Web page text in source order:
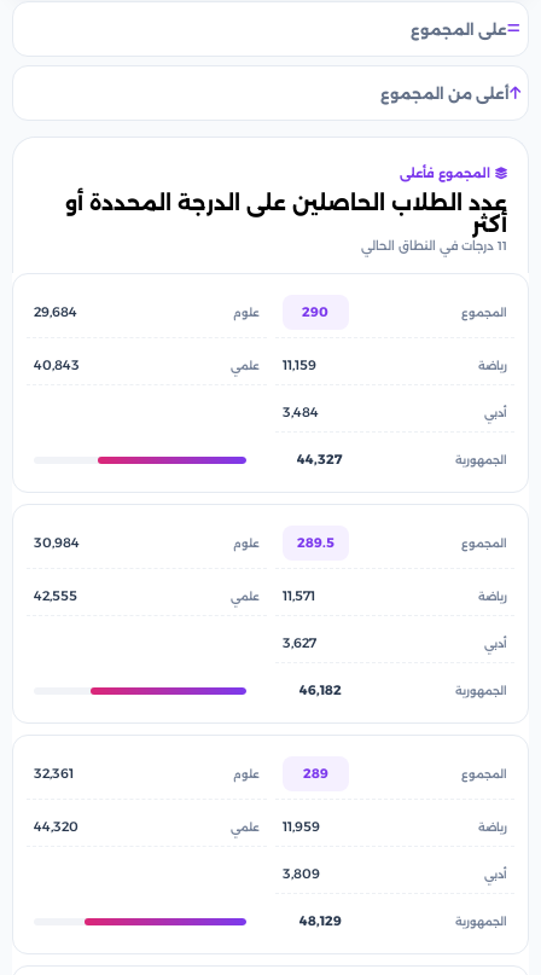
على المجموع
أعلى من المجموع
المجموع فأعلى
عدد الطلاب الحاصلين على الدرجة المحددة أو
أكثر
11 درجات في النطاق الحالي
290
29,684
11,159
40,843
3,484
44,327
289.5
30,984
11,571
42,555
3,627
46,182
289
32,361
11,959
44,320
3,809
48,129